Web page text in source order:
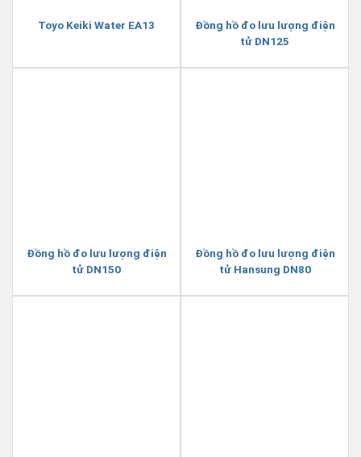
Toyo Keiki Water EA13
Đồng hồ đo lưu lượng điện
tử DN125
Đồng hồ đo lưu lượng điện
tử DN150
Đồng hồ đo lưu lượng điện
tử Hansung DN80